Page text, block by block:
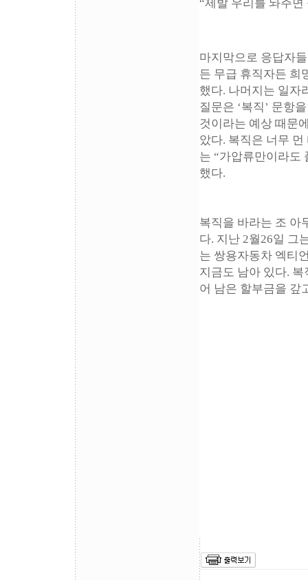
“제발 우리를 놔주면
마지막으로 응답자
든 무급 휴직자든 희
했다. 나머지는 일자
질문은 ‘복직’ 문항
것이라는 예상 때문
았다. 복직은 너무
는 “가압류만이라도
했다.
복직을 바라는 조 아
다. 지난 2월26일 그
는 쌍용자동차 엑티
지금도 남아 있다.
어 남은 할부금을 갚